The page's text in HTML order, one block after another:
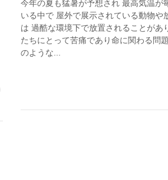
今年の夏も猛暑が予想され 最高気温が
いる中で 屋外で展示されている動物や
は 過酷な環境下で放置されることがあ
たちにとって苦痛であり命に関わる問
のような...